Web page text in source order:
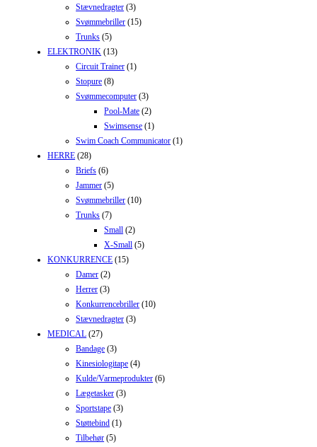
Stævnedragter (3)
Svømmebriller (15)
Trunks (5)
ELEKTRONIK (13)
Circuit Trainer (1)
Stopure (8)
Svømmecomputer (3)
Pool-Mate (2)
Swimsense (1)
Swim Coach Communicator (1)
HERRE (28)
Briefs (6)
Jammer (5)
Svømmebriller (10)
Trunks (7)
Small (2)
X-Small (5)
KONKURRENCE (15)
Damer (2)
Herrer (3)
Konkurrencebriller (10)
Stævnedragter (3)
MEDICAL (27)
Bandage (3)
Kinesiologitape (4)
Kulde/Varmeprodukter (6)
Lægetasker (3)
Sportstape (3)
Støttebind (1)
Tilbehør (5)